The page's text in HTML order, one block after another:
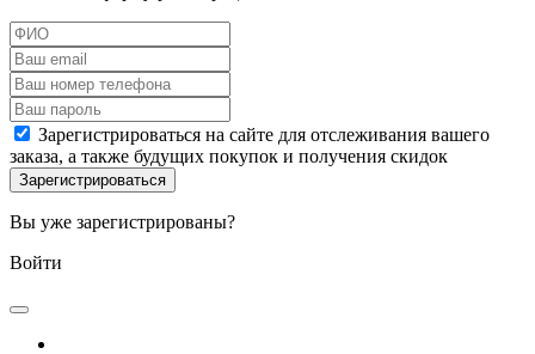
Зарегистрироваться на сайте для отслеживания вашего
заказа, а также будущих покупок и получения скидок
Вы уже зарегистрированы?
Войти